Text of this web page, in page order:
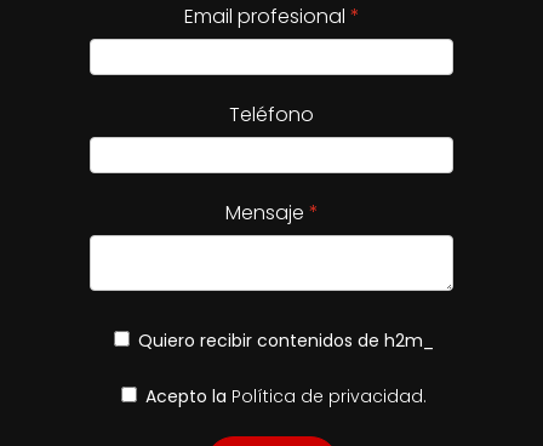
Email profesional
Teléfono
Mensaje
Quiero recibir contenidos de h2m_
Acepto la Política de privacidad.